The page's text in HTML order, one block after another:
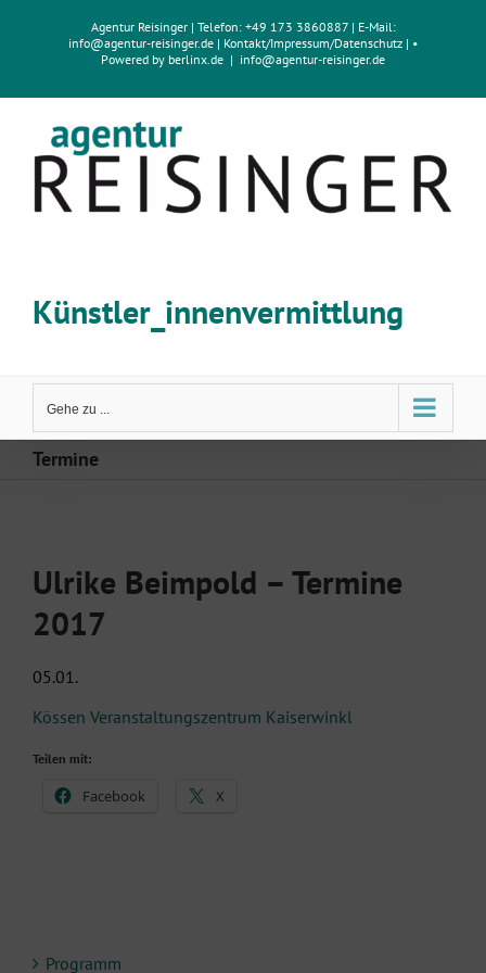
Agentur Reisinger| Telefon: +49 173 3860887 | E-Mail:
info@agentur-reisinger.de | Kontakt/Impressum/Datenschutz | •
Powered by berlinx.de | info@agentur-reisinger.de
Künstler_innenvermittlung
Gehe zu ...
Termine
Ulrike Beimpold – Termine
2017
05.01.
Kössen Veranstaltungszentrum Kaiserwinkl
Teilen mit:
Facebook X
Programm